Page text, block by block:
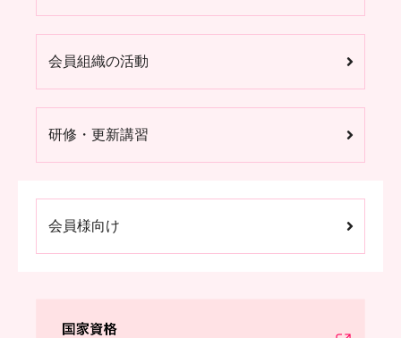
会員組織の活動
研修・更新講習
会員様向け